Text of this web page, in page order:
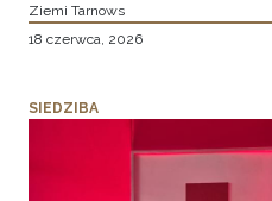
Ziemi Tarnows
18 czerwca, 2026
SIEDZIBA